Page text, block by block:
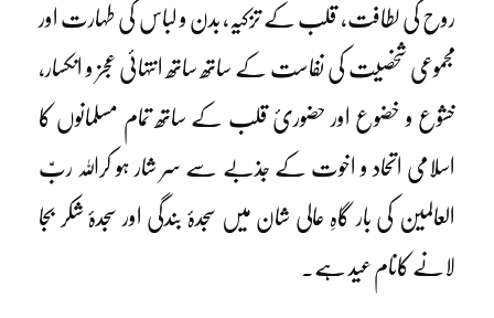
روح کی لطافت، قلب کے تزکیہ، بدن و لباس کی طہارت اور
مجموعی شخصیت کی نفاست کے ساتھ ساتھ انتہائی عجز و انکسار،
خشوع و خضوع اور حضوریٔ قلب کے ساتھ تمام مسلمانوں کا
اسلامی اتحاد و اخوت کے جذبے سے سر شار ہو کراللہ ربّ
العالمین کی بار گاہِ عالی شان میں سجدۂ بندگی اور سجدۂ شکر بجا
لانے کانام عید ہے۔